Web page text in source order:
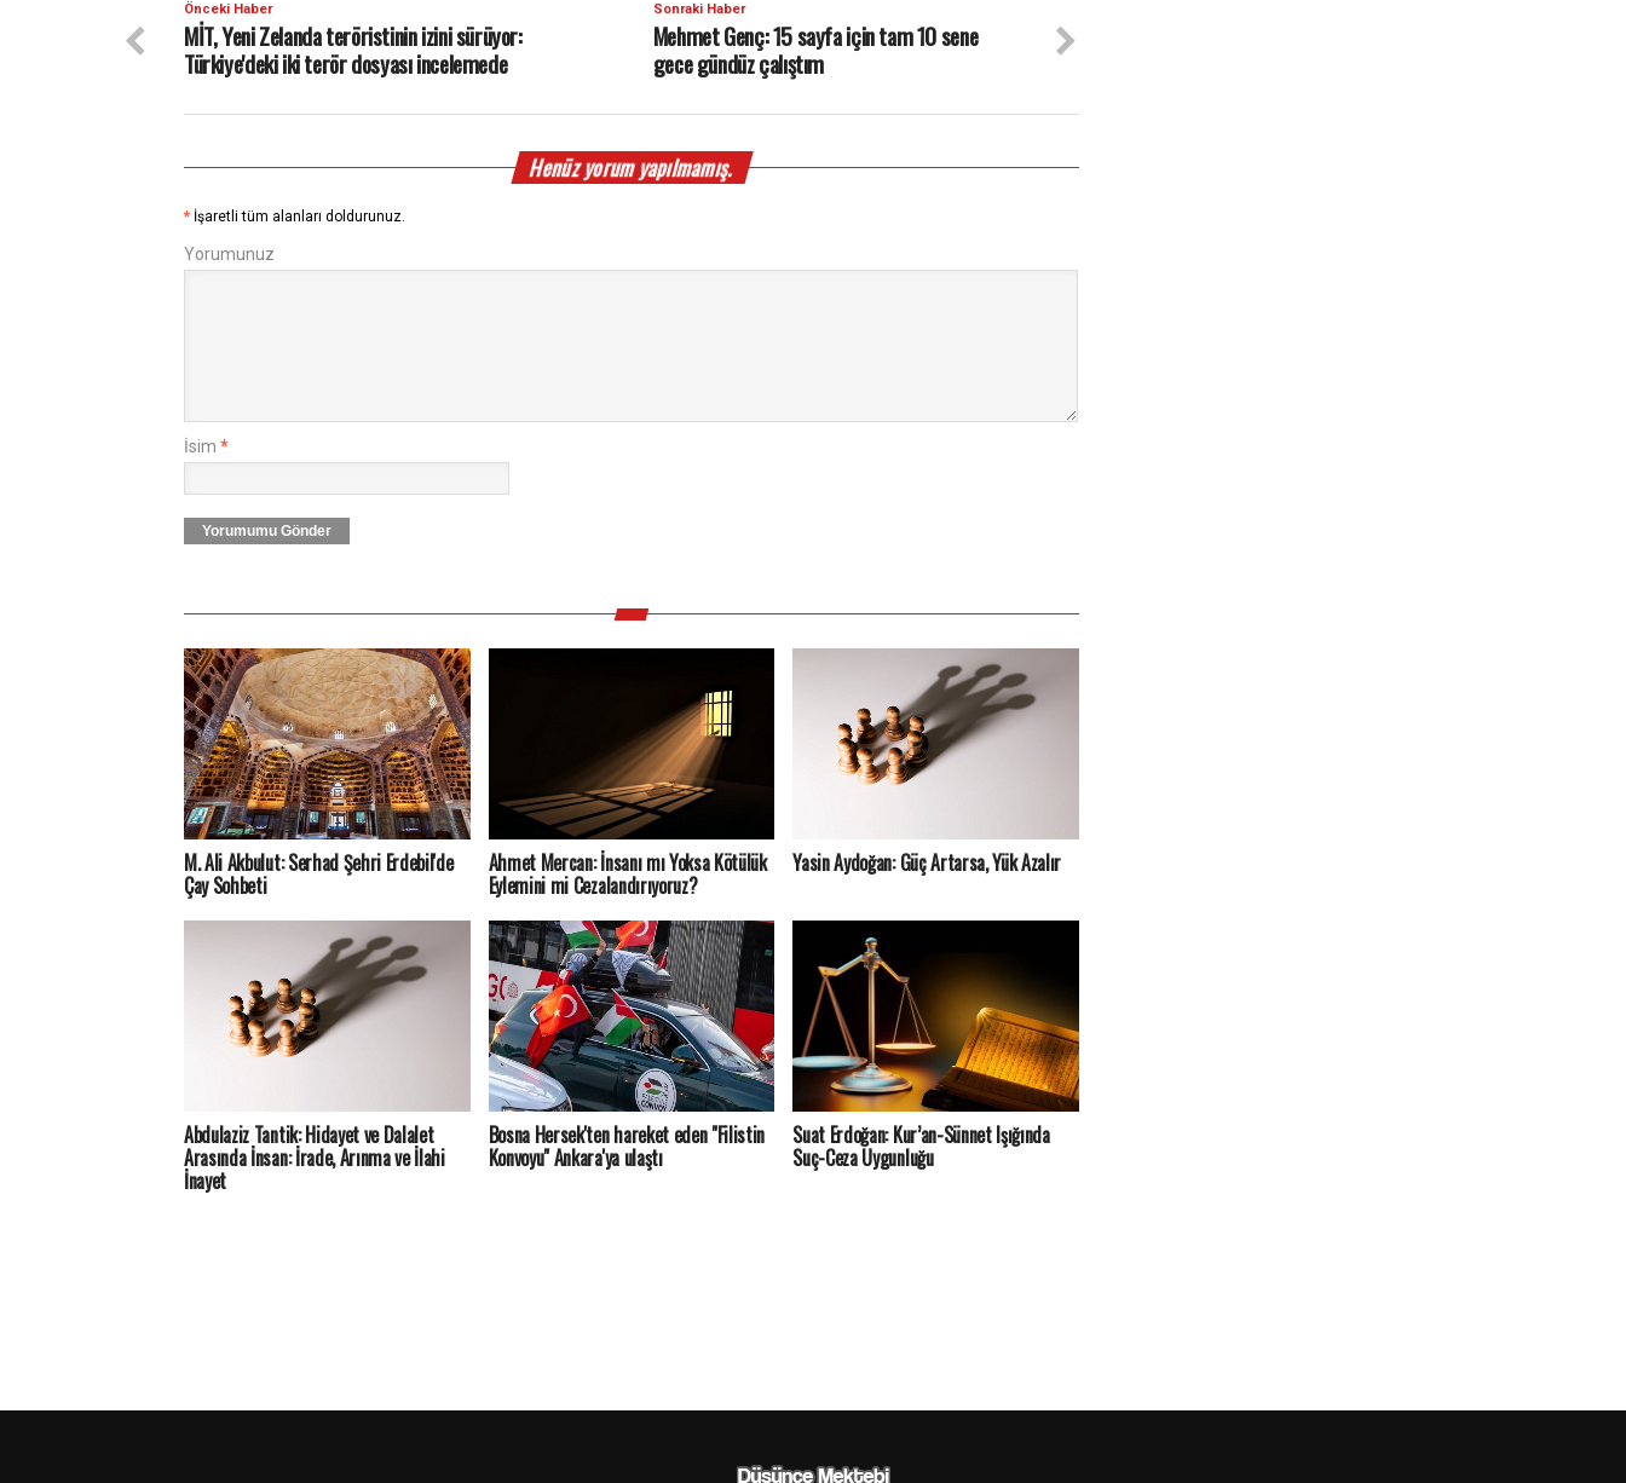
Önceki Haber
MİT, Yeni Zelanda teröristinin izini sürüyor:
Türkiye'deki iki terör dosyası incelemede
Sonraki Haber
Mehmet Genç: 15 sayfa için tam 10 sene
gece gündüz çalıştım
Henüz yorum yapılmamış.
* İşaretli tüm alanları doldurunuz.
Yorumunuz
İsim *
Yorumumu Gönder
M. Ali Akbulut: Serhad Şehri Erdebil'de
Çay Sohbeti
Ahmet Mercan: İnsanı mı Yoksa Kötülük
Eylemini mi Cezalandırıyoruz?
Yasin Aydoğan: Güç Artarsa, Yük Azalır
Abdulaziz Tantik: Hidayet ve Dalalet
Arasında İnsan: İrade, Arınma ve İlahi
İnayet
Bosna Hersek'ten hareket eden "Filistin
Konvoyu" Ankara'ya ulaştı
Suat Erdoğan: Kur’an-Sünnet Işığında
Suç-Ceza Uygunluğu